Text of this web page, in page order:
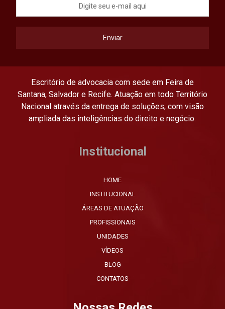
Enviar
e
Escritório de advocacia com sede em Feira de
Santana, Salvador e Recife. Atuação em todo Território
Nacional através da entrega de soluções, com visão
ampliada das inteligências do direito e negócio.
Institucional
HOME
INSTITUCIONAL
ÁREAS DE ATUAÇÃO
PROFISSIONAIS
UNIDADES
VÍDEOS
BLOG
CONTATOS